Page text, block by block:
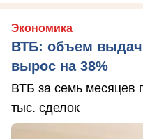
Экономика
ВТБ: объем
вырос на 38%
ВТБ за семь месяцев
тыс. сделок